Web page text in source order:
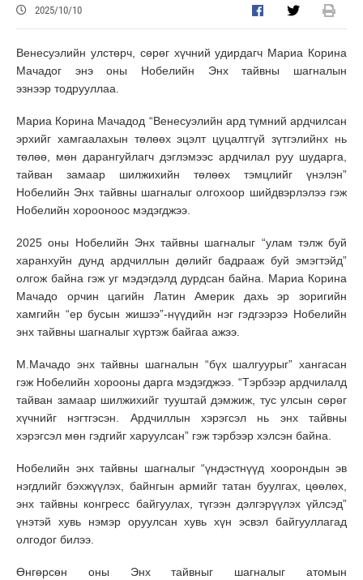
2025/10/10
Венесуэлийн улстөрч, сөрөг хүчний удирдагч Мариа Корина
Мачадог энэ оны Нобелийн Энх тайвны шагналын
эзнээр тодрууллаа.
Мариа Корина Мачадод “Венесуэлийн ард түмний ардчилсан
эрхийг хамгаалахын төлөөх эцэлт цуцалтгүй зүтгэлийнх нь
төлөө, мөн дарангуйлагч дэглэмээс ардчилал руу шударга,
тайван замаар шилжихийн төлөөх тэмцлийг үнэлэн”
Нобелийн Энх тайвны шагналыг олгохоор шийдвэрлэлээ гэж
Нобелийн хорооноос мэдэгджээ.
2025 оны Нобелийн Энх тайвны шагналыг “улам тэлж буй
харанхуйн дунд ардчиллын дөлийг бадрааж буй эмэгтэйд”
олгож байна гэж уг мэдэгдэлд дурдсан байна. Мариа Корина
Мачадо орчин цагийн Латин Америк дахь эр зоригийн
хамгийн “ер бусын жишээ”-нүүдийн нэг гэдгээрээ Нобелийн
энх тайвны шагналыг хүртэж байгаа ажээ.
М.Мачадо энх тайвны шагналын “бүх шалгуурыг” хангасан
гэж Нобелийн хорооны дарга мэдэгджээ. “Тэрбээр ардчилалд
тайван замаар шилжихийг тууштай дэмжиж, тус улсын сөрөг
хүчнийг нэгтгэсэн. Ардчиллын хэрэгсэл нь энх тайвны
хэрэгсэл мөн гэдгийг харуулсан” гэж тэрбээр хэлсэн байна.
Нобелийн энх тайвны шагналыг “үндэстнүүд хоорондын эв
нэгдлийг бэхжүүлэх, байнгын армийг татан буулгах, цөөлөх,
энх тайвны конгресс байгуулах, түгээн дэлгэрүүлэх үйлсэд”
үнэтэй хувь нэмэр оруулсан хувь хүн эсвэл байгууллагад
олгодог билээ.
Өнгөрсөн оны Энх тайвныг шагналыг атомын